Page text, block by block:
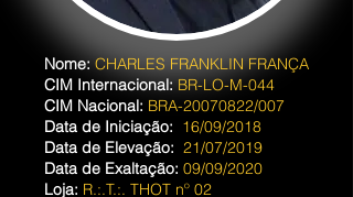
​Nome: CHARLES FRANKLIN FRANÇA
CIM Internacional:BR-LO-M-044
CIM Nacional: BRA-20070822/007
Data de Iniciação: 16/09/2018
Data de Elevação: 21/07/2019
Data de Exaltação: 09/09/2020
Loja: R.:.T.:. THOT nº 02